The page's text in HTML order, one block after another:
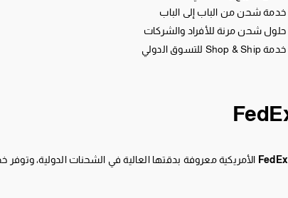
خدمة شحن من الباب إلى الباب
حلول شحن مرنة للأفراد والشركات
خدمة Shop & Ship للتسوق الدولي
FedEx الأمريكية معروفة بدقتها العالية في الشحنات الدولية،